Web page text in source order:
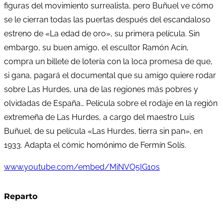
figuras del movimiento surrealista, pero Buñuel ve cómo
se le cierran todas las puertas después del escandaloso
estreno de «La edad de oro», su primera película. Sin
embargo, su buen amigo, el escultor Ramón Acín,
compra un billete de lotería con la loca promesa de que,
si gana, pagará el documental que su amigo quiere rodar
sobre Las Hurdes, una de las regiones más pobres y
olvidadas de España… Película sobre el rodaje en la región
extremeña de Las Hurdes, a cargo del maestro Luis
Buñuel, de su película «Las Hurdes, tierra sin pan», en
1933. Adapta el cómic homónimo de Fermín Solís.
www.youtube.com/embed/MiNVO5IG1os
Reparto